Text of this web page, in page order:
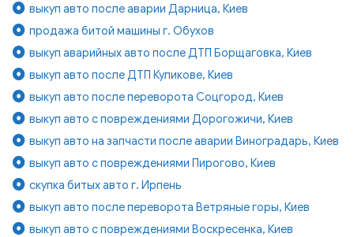
выкуп авто после аварии Дарница, Киев
продажа битой машины г. Обухов
выкуп аварийных авто после ДТП Борщаговка, Киев
выкуп авто после ДТП Куликове, Киев
выкуп авто после переворота Соцгород, Киев
выкуп авто с повреждениями Дорогожичи, Киев
выкуп авто на запчасти после аварии Виноградарь, Киев
выкуп авто с повреждениями Пирогово, Киев
скупка битых авто г. Ирпень
выкуп авто после переворота Ветряные горы, Киев
выкуп авто с повреждениями Воскресенка, Киев